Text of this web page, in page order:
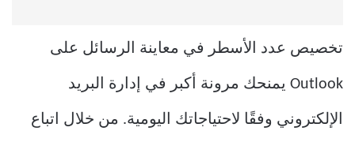
تخصيص عدد الأسطر في معاينة الرسائل على
Outlook يمنحك مرونة أكبر في إدارة البريد
الإلكتروني وفقًا لاحتياجاتك اليومية. من خلال اتباع